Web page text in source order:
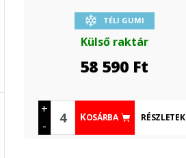
TÉLI GUMI
Külső raktár
58 590 Ft
+
-
KOSÁRBA RÉSZLETEK